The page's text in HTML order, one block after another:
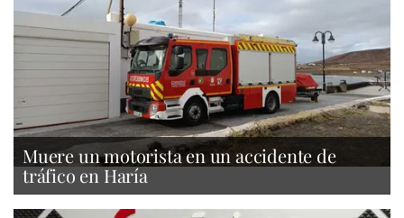
Muere un motorista en un accidente de
tráfico en Haría